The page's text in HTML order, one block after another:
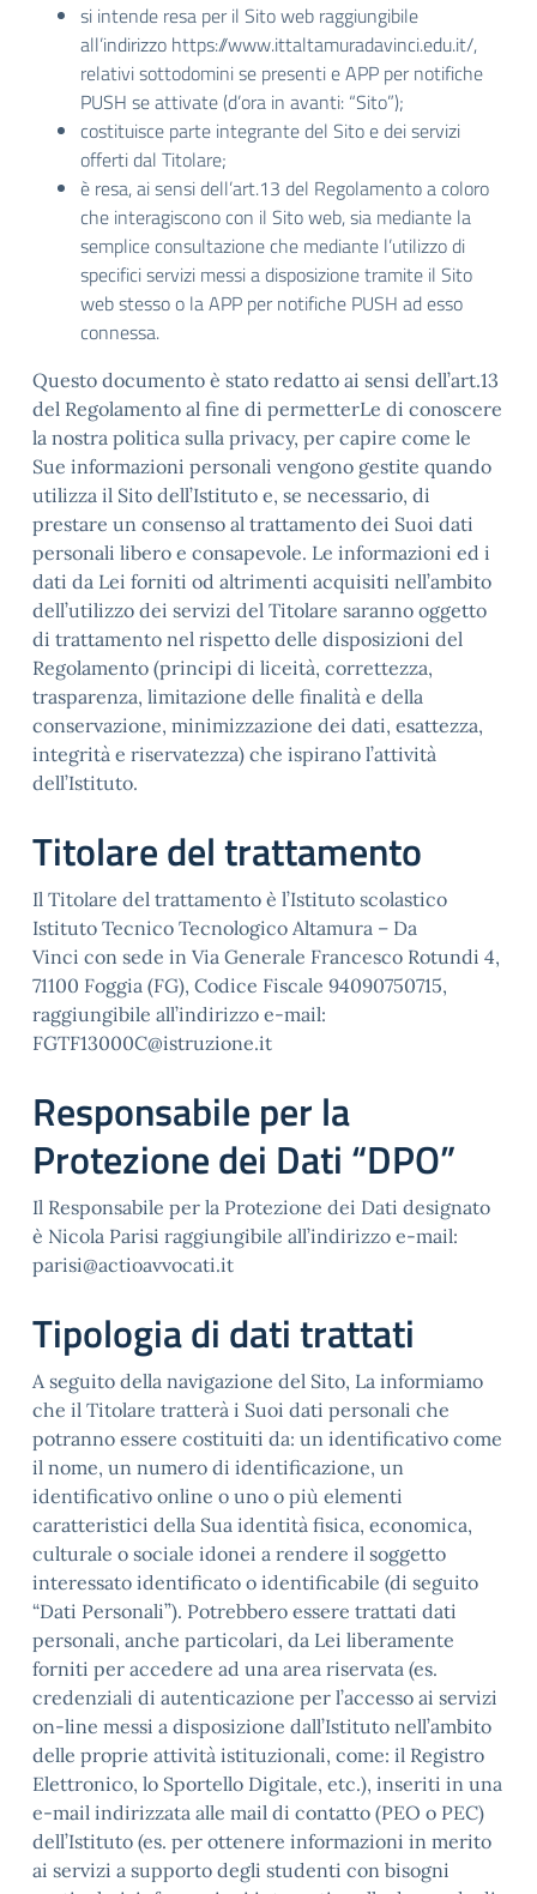
si intende resa per il Sito web raggiungibile
all’indirizzo https://www.ittaltamuradavinci.edu.it/,
relativi sottodomini se presenti e APP per notifiche
PUSH se attivate (d’ora in avanti: “Sito”);
costituisce parte integrante del Sito e dei servizi
offerti dal Titolare;
è resa, ai sensi dell’art.13 del Regolamento a coloro
che interagiscono con il Sito web, sia mediante la
semplice consultazione che mediante l’utilizzo di
specifici servizi messi a disposizione tramite il Sito
web stesso o la APP per notifiche PUSH ad esso
connessa.
Questo documento è stato redatto ai sensi dell’art.13
del Regolamento al fine di permetterLe di conoscere
la nostra politica sulla privacy, per capire come le
Sue informazioni personali vengono gestite quando
utilizza il Sito dell’Istituto e, se necessario, di
prestare un consenso al trattamento dei Suoi dati
personali libero e consapevole. Le informazioni ed i
dati da Lei forniti od altrimenti acquisiti nell’ambito
dell’utilizzo dei servizi del Titolare saranno oggetto
di trattamento nel rispetto delle disposizioni del
Regolamento (principi di liceità, correttezza,
trasparenza, limitazione delle finalità e della
conservazione, minimizzazione dei dati, esattezza,
integrità e riservatezza) che ispirano l’attività
dell’Istituto.
Titolare del trattamento
Il Titolare del trattamento è l’Istituto scolastico
Istituto Tecnico Tecnologico Altamura – Da
Vinci con sede in Via Generale Francesco Rotundi 4,
71100 Foggia (FG), Codice Fiscale 94090750715,
raggiungibile all’indirizzo e-mail:
FGTF13000C@istruzione.it
Responsabile per la
Protezione dei Dati “DPO”
Il Responsabile per la Protezione dei Dati designato
è Nicola Parisi raggiungibile all’indirizzo e-mail:
parisi@actioavvocati.it
Tipologia di dati trattati
A seguito della navigazione del Sito, La informiamo
che il Titolare tratterà i Suoi dati personali che
potranno essere costituiti da: un identificativo come
il nome, un numero di identificazione, un
identificativo online o uno o più elementi
caratteristici della Sua identità fisica, economica,
culturale o sociale idonei a rendere il soggetto
interessato identificato o identificabile (di seguito
“Dati Personali”). Potrebbero essere trattati dati
personali, anche particolari, da Lei liberamente
forniti per accedere ad una area riservata (es.
credenziali di autenticazione per l’accesso ai servizi
on-line messi a disposizione dall’Istituto nell’ambito
delle proprie attività istituzionali, come: il Registro
Elettronico, lo Sportello Digitale, etc.), inseriti in una
e-mail indirizzata alle mail di contatto (PEO o PEC)
dell’Istituto (es. per ottenere informazioni in merito
ai servizi a supporto degli studenti con bisogni